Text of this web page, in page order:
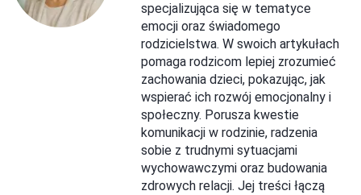
specjalizująca się w tematyce
emocji oraz świadomego
rodzicielstwa. W swoich artykułach
pomaga rodzicom lepiej zrozumieć
zachowania dzieci, pokazując, jak
wspierać ich rozwój emocjonalny i
społeczny. Porusza kwestie
komunikacji w rodzinie, radzenia
sobie z trudnymi sytuacjami
wychowawczymi oraz budowania
zdrowych relacji. Jej treści łączą